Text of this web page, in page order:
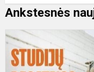
Ankstesnės